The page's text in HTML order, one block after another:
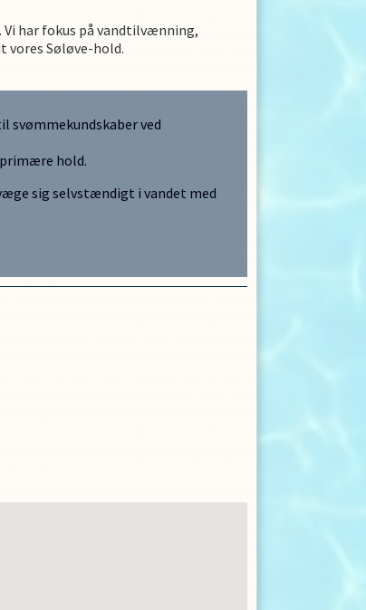
Vi har fokus på vandtilvænning,
vores Søløve-hold.
svømmekundskaber ved
hold.
sig selvstændigt i vandet med